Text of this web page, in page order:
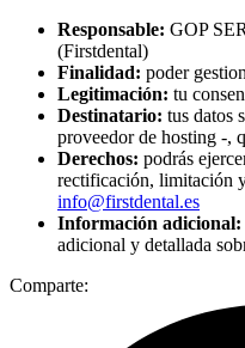
Responsable: GOP
(Firstdental)
Finalidad: poder
Legitimación: tu
Destinatario: tus datos
proveedor de hosting -,
Derechos: podrás
rectificación, limitación
info@firstdental.es
Información adicional:
adicional y detallada
Comparte: